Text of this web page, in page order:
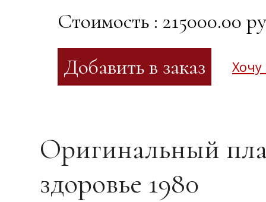
Стоимость : 215000.00
Хочу
Оригинальный
здоровье 1980